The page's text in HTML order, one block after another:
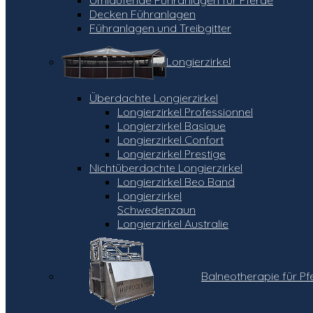
Decken Führanlagen
Führanlagen und Treibgitter
Longierzirkel
Überdachte Longierzirkel
Longierzirkel Professionnel
Longierzirkel Basique
Longierzirkel Confort
Longierzirkel Prestige
Nichtüberdachte Longierzirkel
Longierzirkel Beo Band
Longierzirkel
Schwedenzaun
Longierzirkel Australie
Balneotherapie für